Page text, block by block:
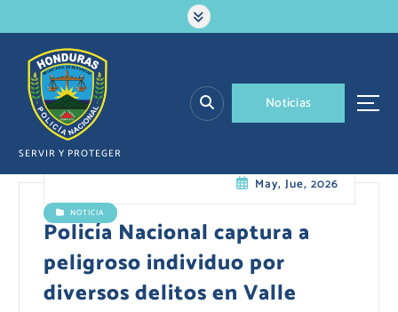
a
SERVIR Y PROTEGER
Noticias
May, Jue, 2026
NOTICIA
Policía Nacional captura a
peligroso individuo por
diversos delitos en Valle